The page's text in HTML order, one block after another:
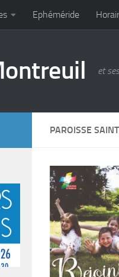
Ephéméride
et
PAROISSE